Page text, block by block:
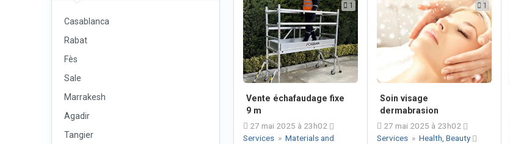
Casablanca
Rabat
Fès
Sale
Marrakesh
Agadir
Tangier
1
Vente échafaudage fixe
9 m
27 mai 2025 à 23h02
Services » Materials and
1
Soin visage
dermabrasion
27 mai 2025 à 23h02
Services » Health, Beauty